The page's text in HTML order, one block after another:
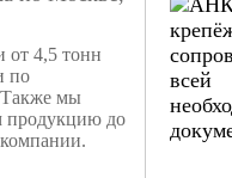
от 4,5 тонн
по
Также мы
продукцию до